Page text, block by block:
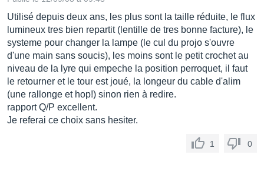
Utilisé depuis deux ans, les plus sont la taille réduite, le flux
lumineux tres bien repartit (lentille de tres bonne facture), le
systeme pour changer la lampe (le cul du projo s'ouvre
d'une main sans soucis), les moins sont le petit crochet au
niveau de la lyre qui empeche la position perroquet, il faut
le retourner et le tour est joué, la longeur du cable d'alim
(une rallonge et hop!) sinon rien à redire.
rapport Q/P excellent.
Je referai ce choix sans hesiter.
1 0